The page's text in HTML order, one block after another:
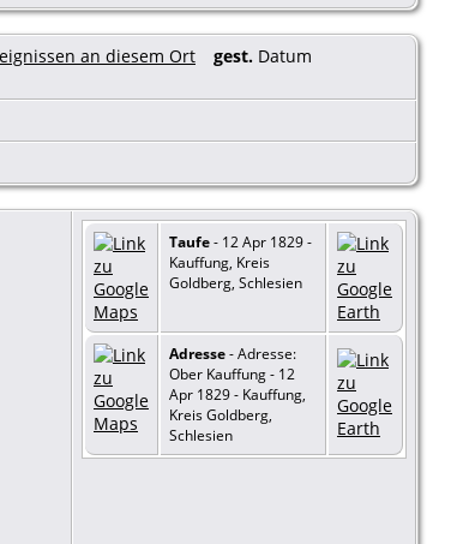
gest. Datum
Taufe- 12 Apr 1829 -
Kauffung, Kreis
Goldberg, Schlesien
Adresse- Adresse:
Ober Kauffung - 12
Apr 1829 - Kauffung,
Kreis Goldberg,
Schlesien